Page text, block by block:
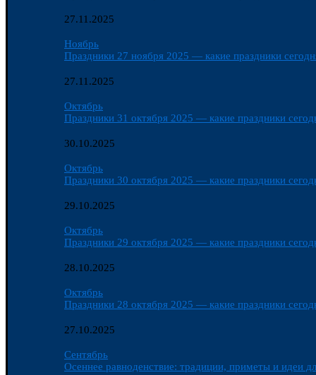
27.11.2025
Ноябрь
Праздники 27 ноября 2025 — какие праздники
27.11.2025
Октябрь
Праздники 31 октября 2025 — какие праздники
30.10.2025
Октябрь
Праздники 30 октября 2025 — какие праздники
29.10.2025
Октябрь
Праздники 29 октября 2025 — какие праздники
28.10.2025
Октябрь
Праздники 28 октября 2025 — какие праздники
27.10.2025
Сентябрь
Осеннее равноденствие: традиции, приметы и идеи